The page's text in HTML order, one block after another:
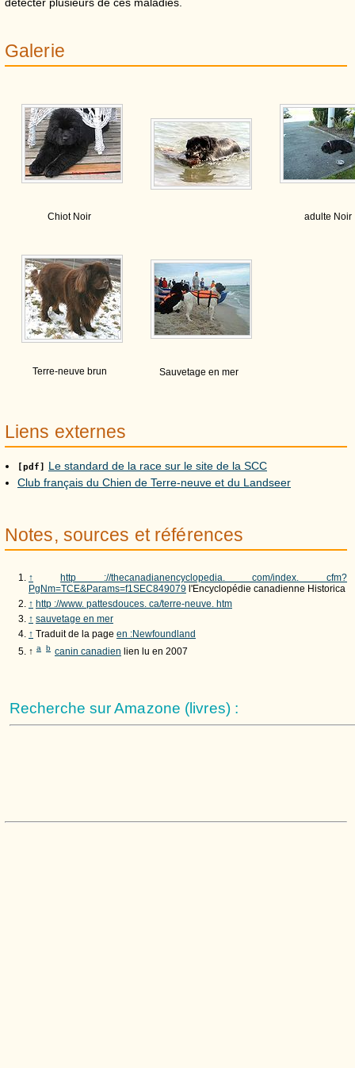
Galerie
Chiot Noir adulte Noir
Terre-neuve brun Sauvetage en mer
Liens externes
[pdf]
Le standard de la race sur le site de la SCC
Club français du Chien de Terre-neuve et du Landseer
Notes, sources et références
↑
http ://thecanadianencyclopedia. com/index. cfm?
PgNm=TCE&Params=f1SEC849079 l'Encyclopédie canadienne Historica
↑ http ://www. pattesdouces. ca/terre-neuve. htm
↑
sauvetage en mer
↑
Traduit de la page en :Newfoundland
↑ a b canin canadien lien lu en 2007
Recherche sur Amazone (livres) :